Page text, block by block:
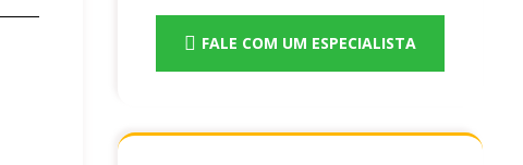
FALE COM UM ESPECIALISTA